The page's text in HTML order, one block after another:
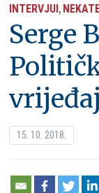
INTERVJUI,
Serge
15. 10. 2018.